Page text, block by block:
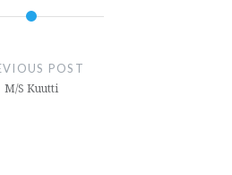
POST
M/S Kuutti